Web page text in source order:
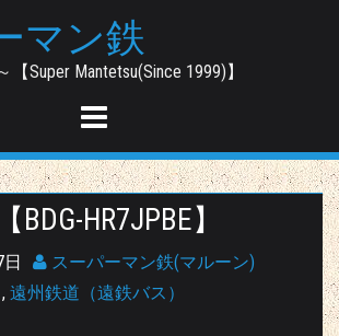
マン鉄
Super Mantetsu(Since 1999)】
HR7JPBE】
日
スーパーマン鉄(マルーン)
, 遠州鉄道（遠鉄バス）